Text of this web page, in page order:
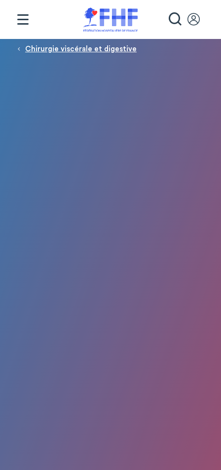
Fil d'Ariane
Chirurgie viscérale et digestive
Panneau de gestion des cookies